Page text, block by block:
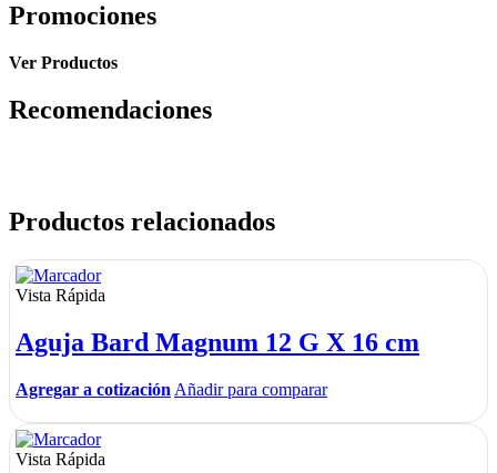
Promociones
Ver Productos
Recomendaciones
Productos relacionados
Vista Rápida
Aguja Bard Magnum 12 G X 16 cm
Agregar a cotización Añadir para comparar
Vista Rápida